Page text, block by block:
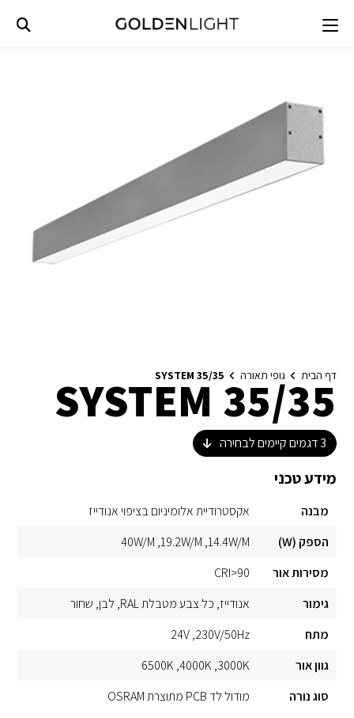
content
דף הבית גופי תאורה SYSTEM 35/35
SYSTEM 35/35
3דגמים קיימים לבחירה
מידע טכני
מבנה
אקסטרודיית אלומיניום בציפוי אנודייז
הספק (W)
14.4W/M
19.2W/M
40W/M
מסירות אור
CRI>90
גימור
אנודייז כל צבע מטבלת RAL לבן שחור
מתח
230V/50Hz
24V
גוון אור
3000K
4000K
6500K
סוג נורה
מודול לד PCB מתוצרת OSRAM